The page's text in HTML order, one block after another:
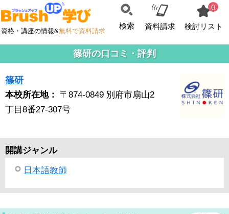
資格・講座の情報&無料で資料請求
検索 資料請求
0
検討リスト
篠研の口コミ・評判
篠研
本校所在地：
〒874-0849 別府市扇山2
丁目8番27-307号
開講ジャンル
日本語教師